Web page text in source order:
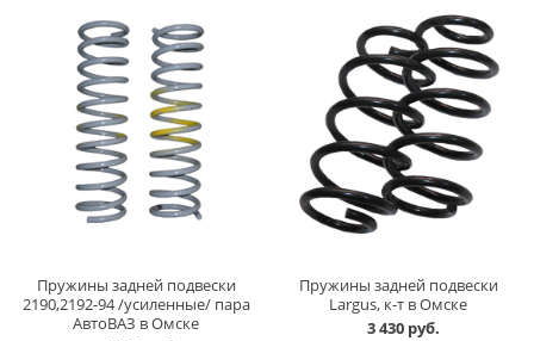
Пружины задней подвески
2190,2192-94 /усиленные/ пара
АвтоВАЗ в Омске
Пружины задней подвески
Largus, к-т в Омске
3 430 руб.